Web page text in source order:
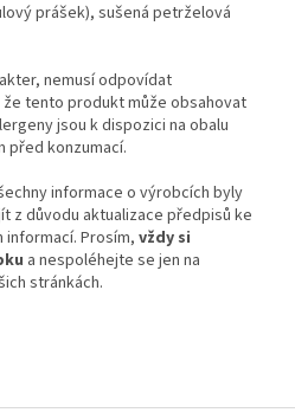
prášek), sušená petrželová
nemusí odpovídat
tento produkt může obsahovat
jsou k dispozici na obalu
před konzumací.
informace o výrobcích byly
z důvodu aktualizace předpisů ke
Prosím,vždy si
a nespoléhejte se jen na
stránkách.